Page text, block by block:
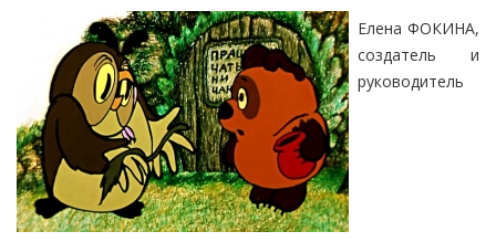
Елена ФОКИНА,
создатель и
руководитель